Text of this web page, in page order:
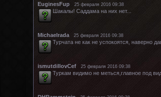
EuginesFup 25 февраля 2016 09:38
Шакалы! Саддама на них нет...
Michaelrada 25 февраля 2016 09:38
Турчата не как не успокоятся, наверно
ismutdillovCef 25 февраля 2016 09:38
Туркам видимо не меться,главное под